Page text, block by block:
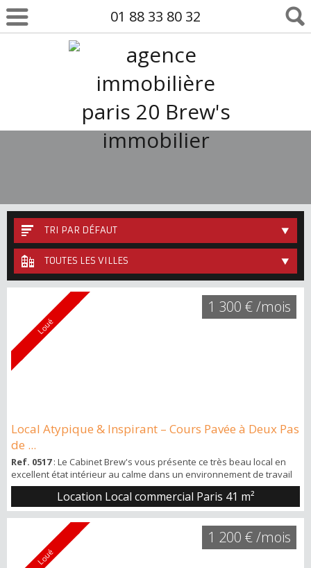
01 88 33 80 32
TRI PAR DÉFAUT
TOUTES LES VILLES
Loué
Local Atypique & Inspirant – Cours Pavée à Deux Pas
de ...
Ref. 0517: Le Cabinet Brew's vous présente ce très beau local en
excellent état intérieur au calme dans un environnement de travail
idéal, situé à 50m du métro La Fourche, à 500m de la place Clichy.
Situé 8 cours Saint-Pierre, au RDC. Superficie d’environ 41m2 de
plein-pied + espace terrasse extérieur. Grandes ouvertures sur
une cour pavée donc environnement lumineux et très calme. Pe...
Location Local commercial Paris 41 m²
1 300 € /mois
Loué
1 200 € /mois